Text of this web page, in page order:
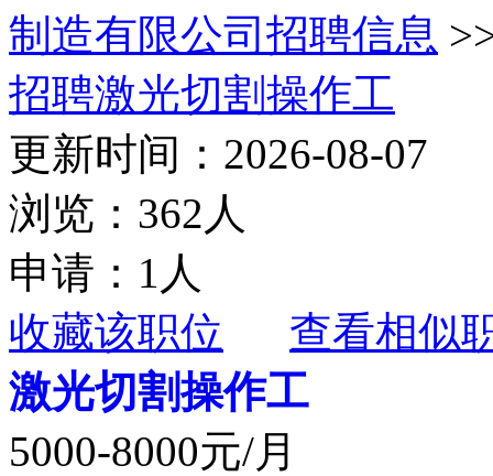
制造有限公司招聘信息
招聘激光切割操作工
更新时间：2026-08-07
浏览：362人
申请：1人
收藏该职位
查看相似
激光切割操作工
5000-8000元/月